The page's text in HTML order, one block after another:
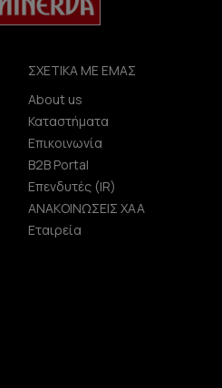
ΣΧΕΤΙΚΑ ΜΕ ΕΜΑΣ
About us
Καταστήματα
Επικοινωνία
B2B Portal
Επενδυτές (IR)
ΑΝΑΚΟΙΝΩΣΕΙΣ ΧΑΑ
Εταιρεία